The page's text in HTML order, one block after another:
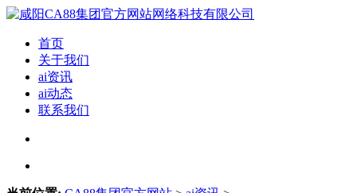
首页
关于我们
ai资讯
ai动态
联系我们